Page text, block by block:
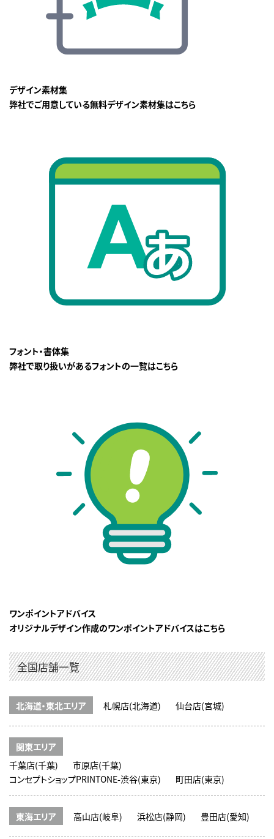
デザイン素材集
弊社でご用意している無料デザイン素材集はこちら
フォント・書体集
弊社で取り扱いがあるフォントの一覧はこちら
ワンポイントアドバイス
オリジナルデザイン作成のワンポイントアドバイスはこちら
全国店舗一覧
北海道・東北エリア 札幌店(北海道) 仙台店(宮城)
関東エリア
千葉店(千葉)
市原店(千葉)
コンセプトショップPRINTONE-渋谷(東京)
町田店(東京)
東海エリア 高山店(岐阜) 浜松店(静岡) 豊田店(愛知)